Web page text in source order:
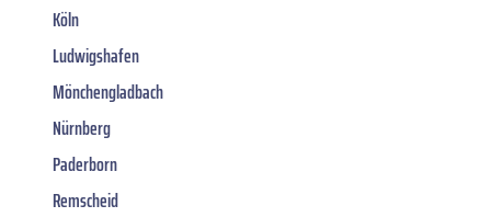
Köln
Ludwigshafen
Mönchengladbach
Nürnberg
Paderborn
Remscheid